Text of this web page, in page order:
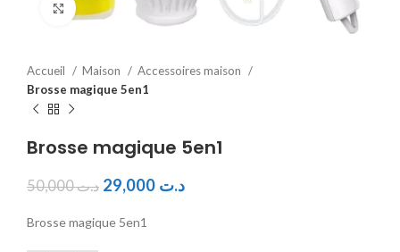
Click to enlarge
Accueil Maison
Accessoires maison
Brosse magique 5en1
Brosse magique 5en1
د.ت50,000 د.ت
Brosse magique 5en1